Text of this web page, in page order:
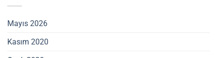
Mayıs 2026
Kasım 2020